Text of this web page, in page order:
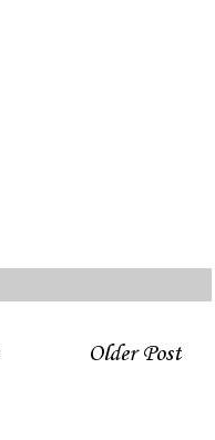
Older Post